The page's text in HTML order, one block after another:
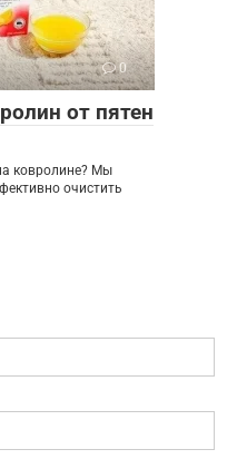
0
от пятен
ковролине? Мы
очистить